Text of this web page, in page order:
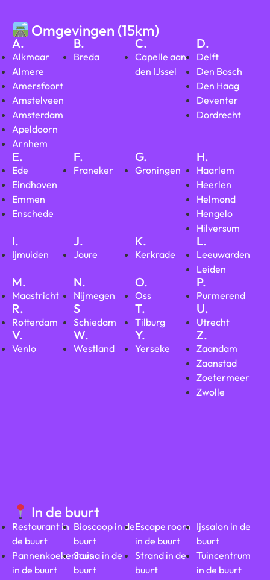
Omgevingen (15km)
A.
Alkmaar
Almere
Amersfoort
Amstelveen
Amsterdam
Apeldoorn
Arnhem
B.
Breda
C.
Capelle aan
den IJssel
D.
Delft
Den Bosch
Den Haag
Deventer
Dordrecht
E.
Ede
Eindhoven
Emmen
Enschede
F.
Franeker
G.
Groningen
H.
Haarlem
Heerlen
Helmond
Hengelo
Hilversum
I.
Ijmuiden
J.
Joure
K.
Kerkrade
L.
Leeuwarden
Leiden
M.
Maastricht
N.
Nijmegen
O.
Oss
P.
Purmerend
R.
Rotterdam
S
Schiedam
T.
Tilburg
U.
Utrecht
V.
Venlo
W.
Westland
Y.
Yerseke
Z.
Zaandam
Zaanstad
Zoetermeer
Zwolle
In de buurt
Restaurant in
de buurt
Pannenkoekenhuis
in de buurt
Bioscoop in de
buurt
Sauna in de
buurt
Escape room
in de buurt
Strand in de
buurt
Ijssalon in de
buurt
Tuincentrum
in de buurt